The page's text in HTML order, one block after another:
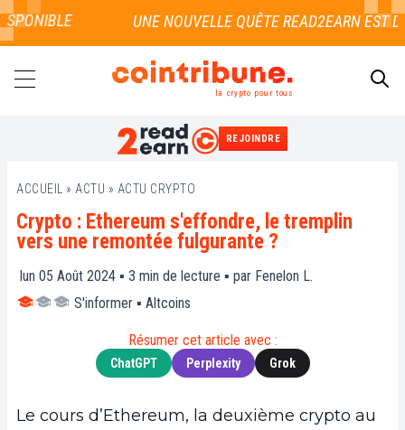
la crypto pour tous
REJOINDRE
ACCUEIL » ACTU » ACTU CRYPTO
Crypto : Ethereum s'effondre, le tremplin
vers une remontée fulgurante ?
lun 05 Août 2024 ▪ 3 min de lecture ▪ par Fenelon L.
S'informer ▪ Altcoins
Résumer cet article avec :
ChatGPT Perplexity Grok
Le cours d’Ethereum, la deuxième crypto au